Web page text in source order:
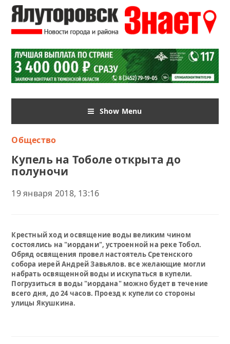
Show Menu
Общество
Купель на Тоболе открыта до
полуночи
19 января 2018, 13:16
Крестный ход и освящение воды великим чином
состоялись на "иордани", устроенной на реке Тобол.
Обряд освящения провел настоятель Сретенского
собора иерей Андрей Завьялов. все желающие могли
набрать освященной воды и искупаться в купели.
Погрузиться в воды "иордана" можно будет в течение
всего дня, до 24 часов. Проезд к купели со стороны
улицы Якушкина.